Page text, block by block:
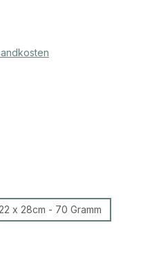
22 x 28cm - 70 Gramm